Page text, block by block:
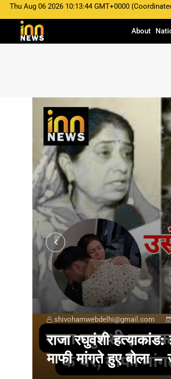
Thu Aug 06 2026 10:13:44 GMT+0000
About
shivohamwebdelhi@gmail.com
राजा रघुवंशी
माफी मांगते हुए बोला –